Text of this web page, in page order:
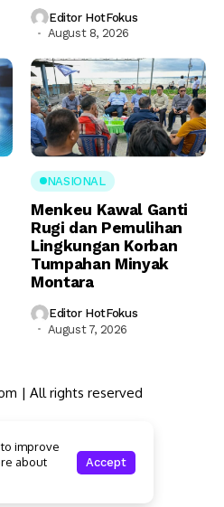
Editor HotFokus
August 8, 2026
NASIONAL
Menkeu Kawal Ganti
Rugi dan Pemulihan
Lingkungan Korban
Tumpahan Minyak
Montara
Editor HotFokus
August 7, 2026
| All rights reserved
Siber
improve
about
Accept